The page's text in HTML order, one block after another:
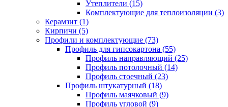
Утеплители (15)
Комплектующие для теплоизоляции (3)
Керамзит (1)
Кирпичи (5)
Профили и комплектующие (73)
Профиль для гипсокартона (55)
Профиль направляющий (25)
Профиль потолочный (14)
Профиль стоечный (23)
Профиль штукатурный (18)
Профиль маячковый (9)
Профиль угловой (9)